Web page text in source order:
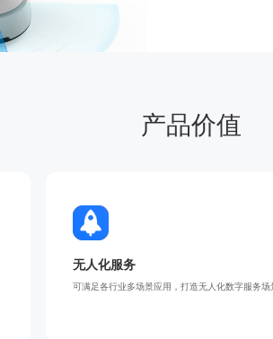
产品价值
无人化服务
可满足各行业多场景应用，打造无人化数字服务场